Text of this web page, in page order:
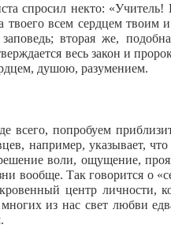
спросил некто: «Учитель!
твоего всем сердцем
вторая же,
весь закон и
душою, разумением.
всего, попробуем
например, указывает,
воли, ощущение,
вообще. Так говорится о
центр личности,
из нас свет любви